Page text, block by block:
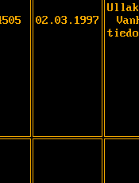
02.03.1997